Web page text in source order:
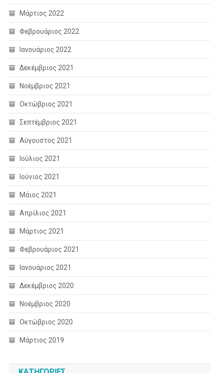
Μάρτιος 2022
Φεβρουάριος 2022
Ιανουάριος 2022
Δεκέμβριος 2021
Νοέμβριος 2021
Οκτώβριος 2021
Σεπτέμβριος 2021
Αύγουστος 2021
Ιούλιος 2021
Ιούνιος 2021
Μάιος 2021
Απρίλιος 2021
Μάρτιος 2021
Φεβρουάριος 2021
Ιανουάριος 2021
Δεκέμβριος 2020
Νοέμβριος 2020
Οκτώβριος 2020
Μάρτιος 2019